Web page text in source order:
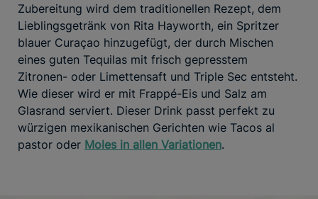
Zubereitung wird dem traditionellen Rezept, dem
Lieblingsgetränk von Rita Hayworth, ein Spritzer
blauer Curaçao hinzugefügt, der durch Mischen
eines guten Tequilas mit frisch gepresstem
Zitronen- oder Limettensaft und Triple Sec entsteht.
Wie dieser wird er mit Frappé-Eis und Salz am
Glasrand serviert. Dieser Drink passt perfekt zu
würzigen mexikanischen Gerichten wie Tacos al
pastor oder Moles in allen Variationen.